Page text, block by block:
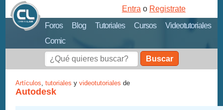
Foros Blog Tutoriales Cursos
Videotutoriales
Comic
Entra o Registrate
Buscar
Artículos,tutoriales yvideotutoriales de
Autodesk